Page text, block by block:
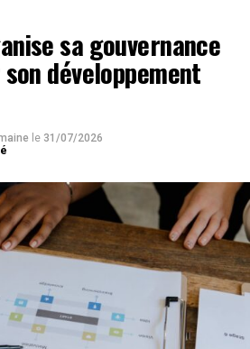
sa gouvernance
développement
le 31/07/2026